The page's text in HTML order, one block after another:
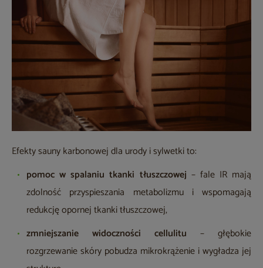
Efekty sauny karbonowej dla urody i sylwetki to:
pomoc w spalaniu tkanki tłuszczowej – fale IR mają
zdolność przyspieszania metabolizmu i wspomagają
redukcję opornej tkanki tłuszczowej,
zmniejszanie widoczności cellulitu – głębokie
rozgrzewanie skóry pobudza mikrokrążenie i wygładza jej